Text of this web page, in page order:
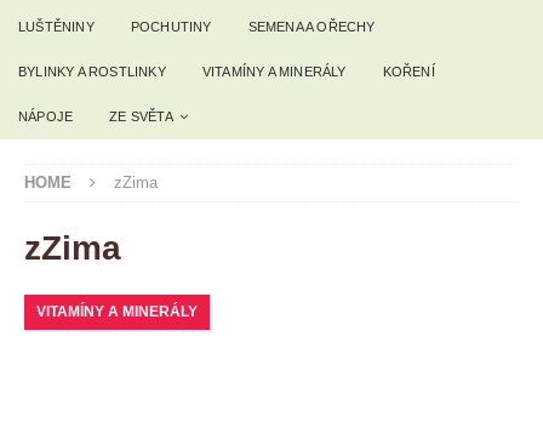
LUŠTĚNINY POCHUTINY SEMENA A OŘECHY
BYLINKY A ROSTLINKY VITAMÍNY A MINERÁLY KOŘENÍ
NÁPOJE ZE SVĚTA
HOME zZima
zZima
VITAMÍNY A MINERÁLY